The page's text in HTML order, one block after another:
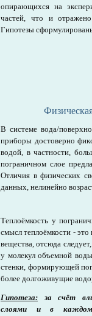
опирающихся на
частей, что и
Гипотезы
В системе вода/
приборы достоверно
водой, в частности,
пограничном слое
Отличия в физических
данных, нелинейно
Теплоёмкость у
смысл теплоёмкости - это
вещества, отсюда
у молекул объемной
стенки, формирующей
более долгоживущие
Гипотеза: за счёт
слоями и в каждом